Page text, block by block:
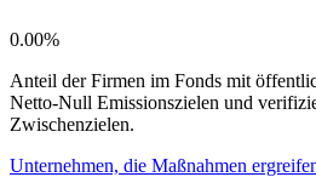
0.00%
Anteil der Firmen im Fonds mit
Netto-Null Emissionszielen und
Zwischenzielen.
Unternehmen, die Maßnahmen